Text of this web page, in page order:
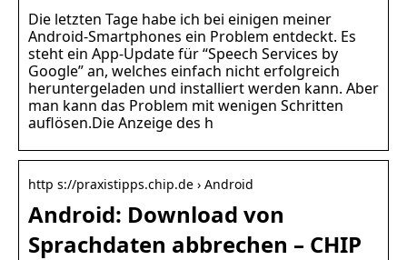
Die letzten Tage habe ich bei einigen meiner
Android-Smartphones ein Problem entdeckt. Es
steht ein App-Update für “Speech Services by
Google” an, welches einfach nicht erfolgreich
heruntergeladen und installiert werden kann. Aber
man kann das Problem mit wenigen Schritten
auflösen.Die Anzeige des h
http s://praxistipps.chip.de › Android
Android: Download von
Sprachdaten abbrechen – CHIP